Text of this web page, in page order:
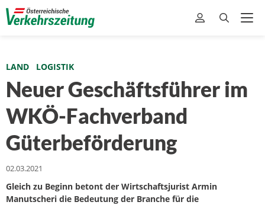
LAND LOGISTIK
Neuer Geschäftsführer im
WKÖ-Fachverband
Güterbeförderung
02.03.2021
Gleich zu Beginn betont der Wirtschaftsjurist Armin
Manutscheri die Bedeutung der Branche für die